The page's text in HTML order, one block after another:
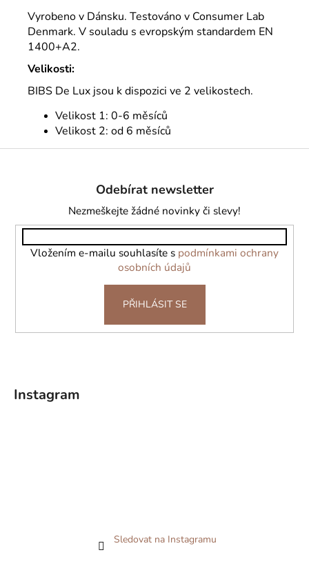
Vyrobeno v Dánsku. Testováno v Consumer Lab
Denmark. V souladu s evropským standardem EN
1400+A2.
Velikosti:
BIBS De Lux jsou k dispozici ve 2 velikostech.
Velikost 1: 0-6 měsíců
Velikost 2: od 6 měsíců
Odebírat newsletter
Nezmeškejte žádné novinky či slevy!
Vložením e-mailu souhlasíte s podmínkami ochrany
osobních údajů
PŘIHLÁSIT SE
Instagram
Sledovat na Instagramu